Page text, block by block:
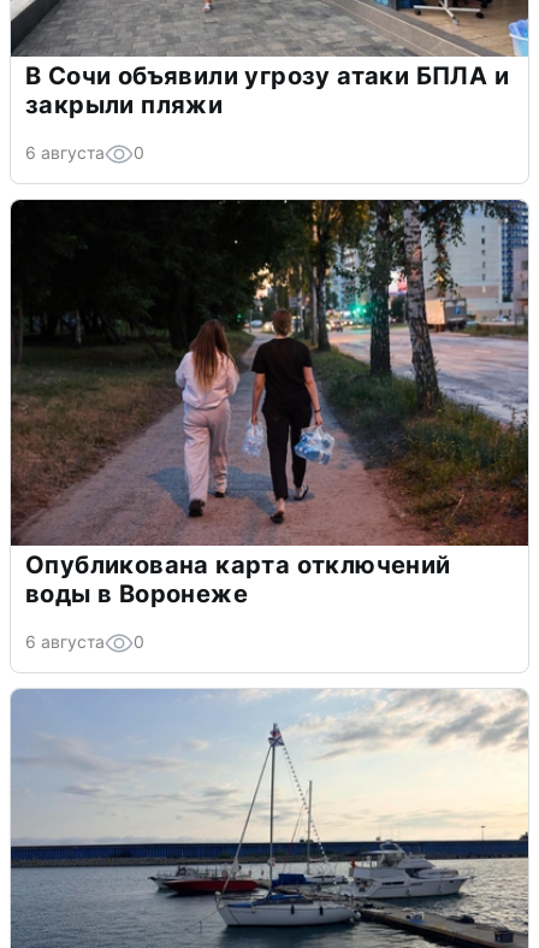
В Сочи объявили угрозу атаки БПЛА и
закрыли пляжи
6 августа 0
Опубликована карта отключений
воды в Воронеже
6 августа 0